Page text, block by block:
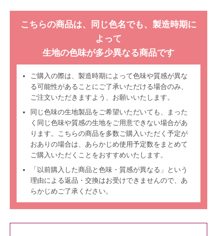
こちらの商品は、同じ色名でも、製造時期に
よって
生地の色味が多少異なる商品です
ご購入の際は、製造時期によって色味や質感が異な
る可能性があることにご了承いただける場合のみ、
ご注文いただきますよう、お願いいたします。
同じ色味の生地製品をご希望いただいても、まった
く同じ色味や質感の生地をご用意できない場合があ
ります。こちらの商品を多数ご購入いただく予定が
おありの場合は、あらかじめ使用予定数をまとめて
ご購入いただくことをおすすめいたします。
「以前購入した商品と色味・質感が異なる」という
理由による返品・交換はお受けできませんので、あ
らかじめご了承ください。